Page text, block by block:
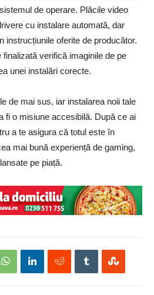
de operare. Plăcile video
cu instalare automată, dar
instrucțiunile oferite de producător.
verifică imaginile de pe
unei instalări corecte.
de mai sus, iar instalarea noii tale
fi o misiune accesibilă. După ce ai
a te asigura că totul este în
mai bună experiență de gaming,
pe piață.